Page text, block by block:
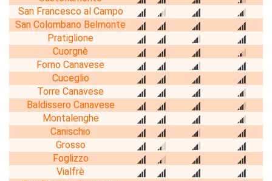
San Francesco al Campo
San Colombano Belmonte
Pratiglione
Cuorgnè
Forno Canavese
Cuceglio
Torre Canavese
Baldissero Canavese
Montalenghe
Canischio
Grosso
Foglizzo
Vialfrè